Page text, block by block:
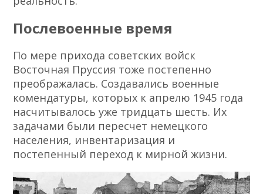
Послевоенные время
По мере прихода советских войск
Восточная Пруссия тоже постепенно
преображалась. Создавались военные
комендатуры, которых к апрелю 1945 года
насчитывалось уже тридцать шесть. Их
задачами были пересчет немецкого
населения, инвентаризация и
постепенный переход к мирной жизни.